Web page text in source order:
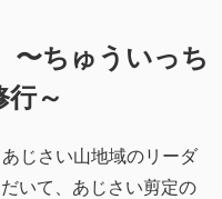
〜ちゅういっち
～
じさい山地域のリーダ
いて、あじさい剪定の